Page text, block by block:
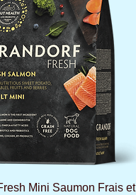
Aperçu rapide
Mini Saumon Frais et